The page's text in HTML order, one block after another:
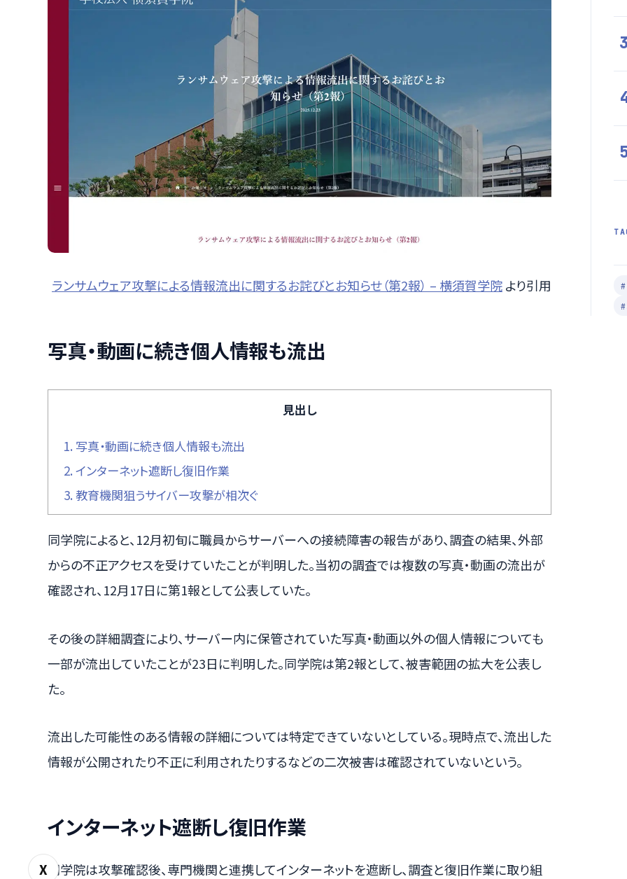
X
ランサムウェア攻撃による情報流出に関するお詫びとお知らせ（第2報） – 横須賀学院より引用
写真・動画に続き個人情報も流出
見出し
1. 写真・動画に続き個人情報も流出
2. インターネット遮断し復旧作業
3. 教育機関狙うサイバー攻撃が相次ぐ
同学院によると、12月初旬に職員からサーバーへの接続障害の報告があり、調査の結果、外部
からの不正アクセスを受けていたことが判明した。当初の調査では複数の写真・動画の流出が
確認され、12月17日に第1報として公表していた。
その後の詳細調査により、サーバー内に保管されていた写真・動画以外の個人情報についても
一部が流出していたことが23日に判明した。同学院は第2報として、被害範囲の拡大を公表し
た。
流出した可能性のある情報の詳細については特定できていないとしている。現時点で、流出した
情報が公開されたり不正に利用されたりするなどの二次被害は確認されていないという。
インターネット遮断し復旧作業
同学院は攻撃確認後、専門機関と連携してインターネットを遮断し、調査と復旧作業に取り組
3